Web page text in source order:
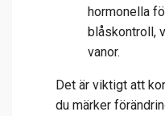
hormonella
blåskontroll,
vanor.
Det är viktigt att
du märker